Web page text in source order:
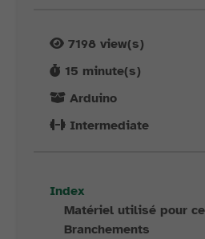
7198 view(s)
15 minute(s)
Arduino
Intermediate
Index
Matériel utilisé pour
Branchements